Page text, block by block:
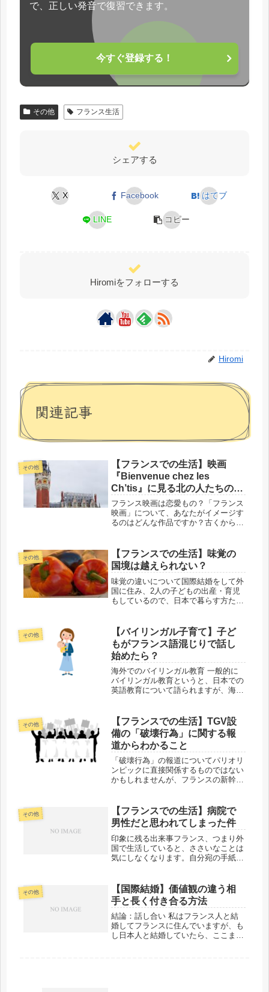
で、正しい発音で復習できます。
今すぐ登録する！
その他 フランス生活
シェアする
X Facebook はてブ
LINE コピー
Hiromiをフォローする
Hiromi
関連記事
その他
【フランスでの生活】映画
『Bienvenue chez les
Ch’tis』に見る北の人たちの唯
一の欠点とは？
フランス映画は恋愛もの？「フランス
映画」について、あなたがイメージす
るのはどんな作品ですか？古くから国
大人の恋愛ものが多いので、そうした
作品をイメージされる方が多いと思い
ま...
その他
【フランスでの生活】味覚の
国境は越えられない？
味覚の違いについて国際結婚をして外
国に住み、2人の子どもの出産・育児
もしているので、日本で暮らす方たち
ス人の主人は和食・中華などが大好き
で、食材の好き嫌いもないため、家で
は...
その他
【バイリンガル子育て】子ど
もがフランス語混じりで話し
始めたら？
海外でのバイリンガル教育 一般的に
バイリンガル教育というと、日本での
英語教育について語られますが、海外
ではフランス語だけれど、家では日本
語」という環境にできるので、かなり
ラ...
その他
【フランスでの生活】TGV設
備の「破壊行為」に関する報
道からわかること
「破壊行為」の報道についてパリオリ
ンピックに直接関係するものではない
かもしれませんが、フランスの新幹線
た。この事件は、日本語ではどの報道
でも「破壊行為」と訳されています。
フ...
その他
【フランスでの生活】病院で
男性だと思われてしまった件
印象に残る出来事フランス、つまり外
国で生活していると、ささいなことは
気にしなくなります。自分宛の手紙が
りするのも珍しいことではありませ
ん。それでも、病院で男性と間違...
その他
【国際結婚】価値観の違う相
手と長く付き合る方法
結論：話し合い 私はフランス人と結
婚してフランスに住んでいますが、も
し日本人と結婚していたら、ここまで